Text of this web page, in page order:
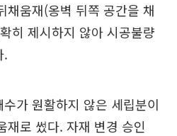
채움재(옹벽 뒤쪽 공간을 채
히 제시하지 않아 시공불량
.
가 원활하지 않은 세립분이
재로 썼다. 자재 변경 승인